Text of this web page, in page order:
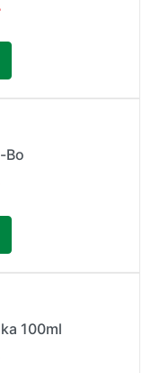
Bo
100ml